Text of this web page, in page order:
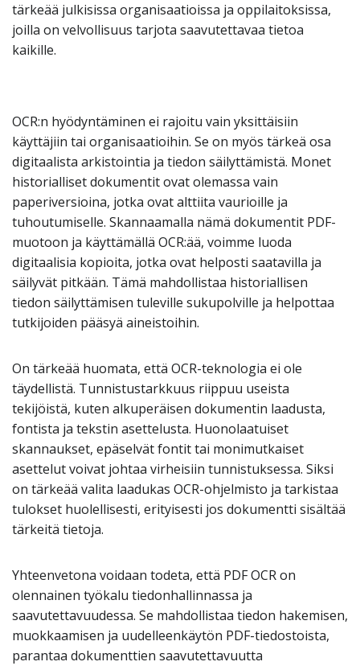
tärkeää julkisissa organisaatioissa ja oppilaitoksissa,
joilla on velvollisuus tarjota saavutettavaa tietoa
kaikille.
OCR:n hyödyntäminen ei rajoitu vain yksittäisiin
käyttäjiin tai organisaatioihin. Se on myös tärkeä osa
digitaalista arkistointia ja tiedon säilyttämistä. Monet
historialliset dokumentit ovat olemassa vain
paperiversioina, jotka ovat alttiita vaurioille ja
tuhoutumiselle. Skannaamalla nämä dokumentit PDF-
muotoon ja käyttämällä OCR:ää, voimme luoda
digitaalisia kopioita, jotka ovat helposti saatavilla ja
säilyvät pitkään. Tämä mahdollistaa historiallisen
tiedon säilyttämisen tuleville sukupolville ja helpottaa
tutkijoiden pääsyä aineistoihin.
On tärkeää huomata, että OCR-teknologia ei ole
täydellistä. Tunnistustarkkuus riippuu useista
tekijöistä, kuten alkuperäisen dokumentin laadusta,
fontista ja tekstin asettelusta. Huonolaatuiset
skannaukset, epäselvät fontit tai monimutkaiset
asettelut voivat johtaa virheisiin tunnistuksessa. Siksi
on tärkeää valita laadukas OCR-ohjelmisto ja tarkistaa
tulokset huolellisesti, erityisesti jos dokumentti sisältää
tärkeitä tietoja.
Yhteenvetona voidaan todeta, että PDF OCR on
olennainen työkalu tiedonhallinnassa ja
saavutettavuudessa. Se mahdollistaa tiedon hakemisen,
muokkaamisen ja uudelleenkäytön PDF-tiedostoista,
parantaa dokumenttien saavutettavuutta